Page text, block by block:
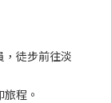
儀
，徒步前往淡
程。